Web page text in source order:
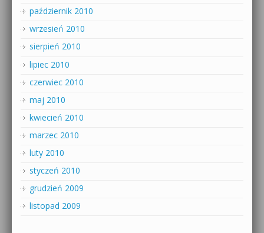
październik 2010
wrzesień 2010
sierpień 2010
lipiec 2010
czerwiec 2010
maj 2010
kwiecień 2010
marzec 2010
luty 2010
styczeń 2010
grudzień 2009
listopad 2009